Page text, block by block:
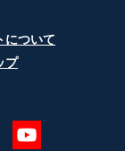
について
プ